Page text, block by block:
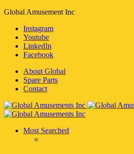
Global Amusement Inc
Instagram
Youtube
LinkedIn
Facebook
About Global
Spare Parts
Contact
Most Searched